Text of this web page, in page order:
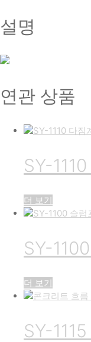
설명
연관 상품
SY-
더 보기
SY-
더 보기
SY-